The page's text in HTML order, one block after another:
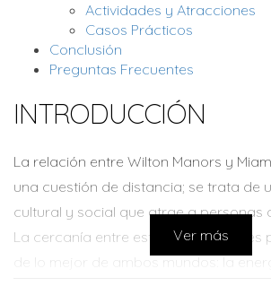
Actividades y Atracciones
Casos Prácticos
Conclusión
Preguntas Frecuentes
INTRODUCCIÓN
La relación entre Wilton Manors y
una cuestión de distancia; se trata de
cultural y social que atrae a personas
La cercanía entre estas dos ciudades
de lo mejor de ambos mundos: la
Ver más